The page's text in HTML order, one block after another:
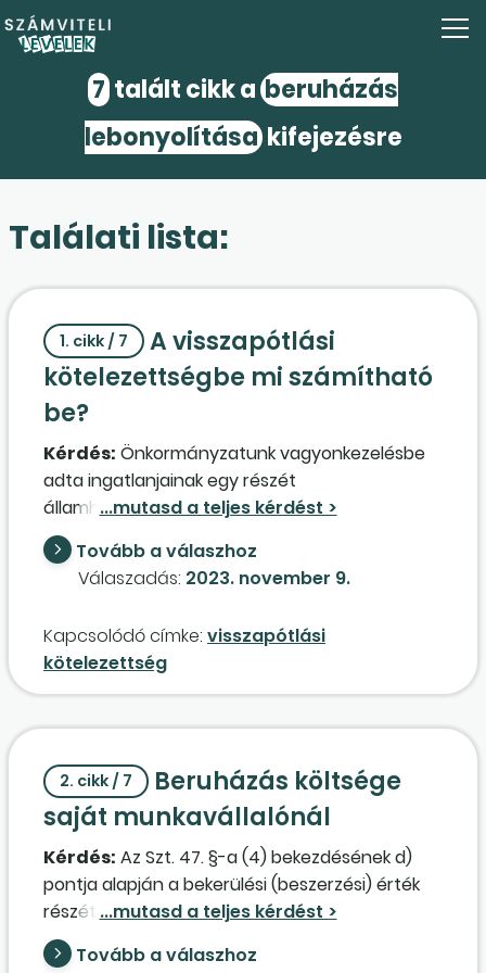
7 talált cikk a beruházás
lebonyolításakifejezésre
Találati lista:
1. cikk / 7
A visszapótlási
kötelezettségbe mi számítható
be?
Kérdés: Önkormányzatunk vagyonkezelésbe
adta ingatlanjainak egy részét
államháztartáson kívülre. Visszapótlási
kötelezettséget írtunk elő. A vagyonkezelő
beruházást hajtott végre. Ha térítésmentesen
átadja, akkor áfafizetési kötelezettség merül
visszaigényelte az áfát. Megteheti-e a
vagyonkezelő, hogy nem adja át az
önkormányzatnak a beruházás értékét az
aktiválást követően térítésmentesen? Ha nem
csökkenteni a vagyonkezelő visszapótlási
kötelezettségét?
Tovább a válaszhoz
Válaszadás: 2023. november 9.
Kapcsolódó címke: visszapótlási
kötelezettség
2. cikk / 7
Beruházás költsége
saját munkavállalónál
Kérdés: Az Szt. 47. §-a (4) bekezdésének d)
pontja alapján a bekerülési (beszerzési) érték
részét képezik a beruházástervezés, a
beruházás-előkészítés, a
beruházáslebonyolítás díjai, közvetlen
Tovább a válaszhoz